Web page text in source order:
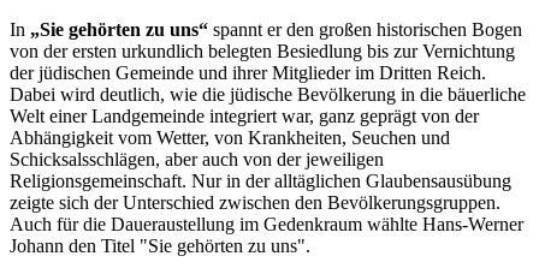
In „Sie gehörten zu uns“ spannt er den großen historischen Bogen
von der ersten urkundlich belegten Besiedlung bis zur Vernichtung
der jüdischen Gemeinde und ihrer Mitglieder im Dritten Reich.
Dabei wird deutlich, wie die jüdische Bevölkerung in die bäuerliche
Welt einer Landgemeinde integriert war, ganz geprägt von der
Abhängigkeit vom Wetter, von Krankheiten, Seuchen und
Schicksalsschlägen, aber auch von der jeweiligen
Religionsgemeinschaft. Nur in der alltäglichen Glaubensausübung
zeigte sich der Unterschied zwischen den Bevölkerungsgruppen.
Auch für die Daueraustellung im Gedenkraum wählte Hans-Werner
Johann den Titel "Sie gehörten zu uns".